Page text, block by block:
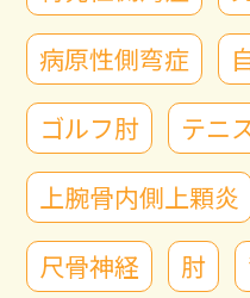
病原性側弯症
ゴルフ肘
テニ
上腕骨内側上顆炎
尺骨神経
肘